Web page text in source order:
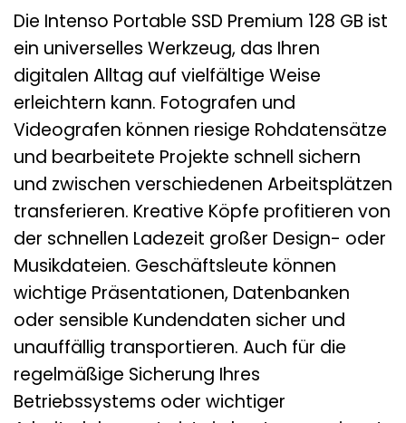
Die Intenso Portable SSD Premium 128 GB ist
ein universelles Werkzeug, das Ihren
digitalen Alltag auf vielfältige Weise
erleichtern kann. Fotografen und
Videografen können riesige Rohdatensätze
und bearbeitete Projekte schnell sichern
und zwischen verschiedenen Arbeitsplätzen
transferieren. Kreative Köpfe profitieren von
der schnellen Ladezeit großer Design- oder
Musikdateien. Geschäftsleute können
wichtige Präsentationen, Datenbanken
oder sensible Kundendaten sicher und
unauffällig transportieren. Auch für die
regelmäßige Sicherung Ihres
Betriebssystems oder wichtiger